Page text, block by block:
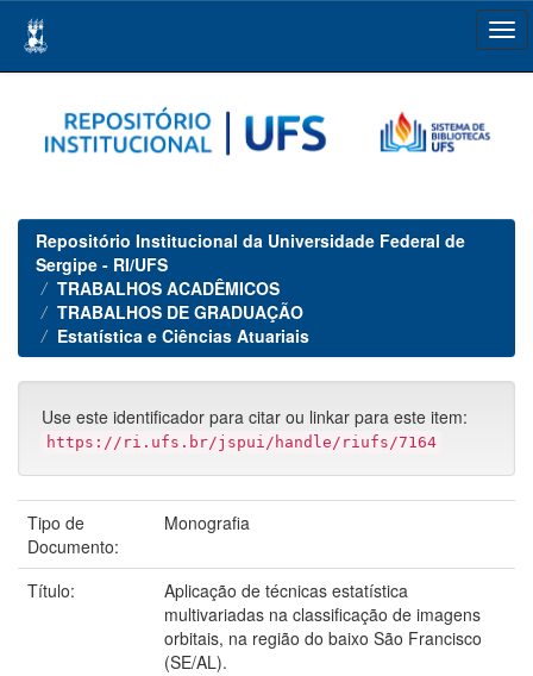
navigation
Repositório Institucional da Universidade Federal de
Sergipe - RI/UFS
TRABALHOS ACADÊMICOS
TRABALHOS DE GRADUAÇÃO
Estatística e Ciências Atuariais
Use este identificador para citar ou linkar para este item:
https://ri.ufs.br/jspui/handle/riufs/7164
Tipo de
Documento:
Monografia
Título:
Aplicação de técnicas estatística
multivariadas na classificação de imagens
orbitais, na região do baixo São Francisco
(SE/AL).